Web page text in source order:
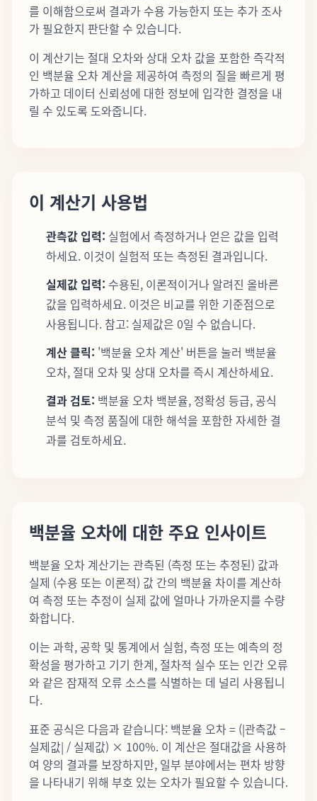
를 이해함으로써 결과가 수용 가능한지 또는 추가 조사
가 필요한지 판단할 수 있습니다.
이 계산기는 절대 오차와 상대 오차 값을 포함한 즉각적
인 백분율 오차 계산을 제공하여 측정의 질을 빠르게 평
가하고 데이터 신뢰성에 대한 정보에 입각한 결정을 내
릴 수 있도록 도와줍니다.
이 계산기 사용법
관측값 입력: 실험에서 측정하거나 얻은 값을 입력
하세요. 이것이 실험적 또는 측정된 결과입니다.
실제값 입력: 수용된, 이론적이거나 알려진 올바른
값을 입력하세요. 이것은 비교를 위한 기준점으로
사용됩니다. 참고: 실제값은 0일 수 없습니다.
계산 클릭: '백분율 오차 계산' 버튼을 눌러 백분율
오차, 절대 오차 및 상대 오차를 즉시 계산하세요.
결과 검토: 백분율 오차 백분율, 정확성 등급, 공식
분석 및 측정 품질에 대한 해석을 포함한 자세한 결
과를 검토하세요.
백분율 오차에 대한 주요 인사이트
백분율 오차 계산기는 관측된 (측정 또는 추정된) 값과
실제 (수용 또는 이론적) 값 간의 백분율 차이를 계산하
여 측정 또는 추정이 실제 값에 얼마나 가까운지를 수량
화합니다.
이는 과학, 공학 및 통계에서 실험, 측정 또는 예측의 정
확성을 평가하고 기기 한계, 절차적 실수 또는 인간 오류
와 같은 잠재적 오류 소스를 식별하는 데 널리 사용됩니
다.
표준 공식은 다음과 같습니다: 백분율 오차 = (|관측값 –
실제값| / 실제값) × 100%. 이 계산은 절대값을 사용하
여 양의 결과를 보장하지만, 일부 분야에서는 편차 방향
을 나타내기 위해 부호 있는 오차가 필요할 수 있습니다.